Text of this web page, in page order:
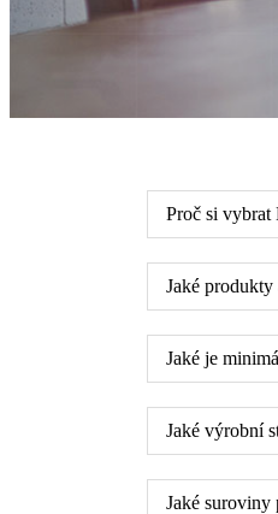
Proč si vybrat
Jaké produkty
Jaké je
Jaké výrobní
Jaké suroviny